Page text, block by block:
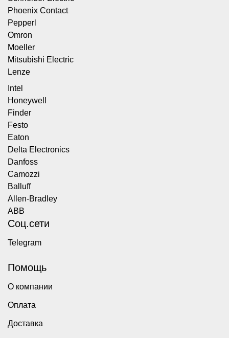
Phoenix Contact
Pepperl
Omron
Moeller
Mitsubishi Electric
Lenze
Intel
Honeywell
Finder
Festo
Eaton
Delta Electronics
Danfoss
Camozzi
Balluff
Allen-Bradley
ABB
Соц.сети
Telegram
Помощь
О компании
Оплата
Доставка